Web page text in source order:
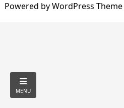
Powered by WordPress
MENU